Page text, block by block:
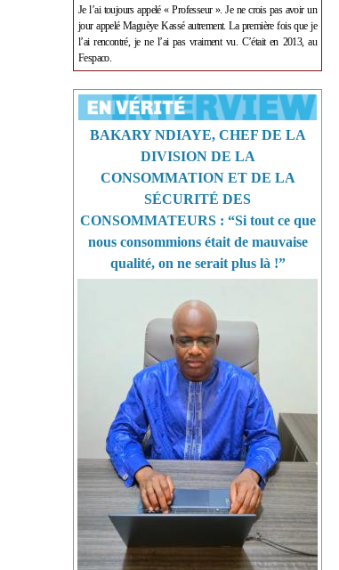
Je l’ai toujours appelé « Professeur ». Je ne crois pas avoir un
jour appelé Maguèye Kassé autrement. La première fois que je
l’ai rencontré, je ne l’ai pas vraiment vu. C’était en 2013, au
Fespaco.
BAKARY NDIAYE, CHEF DE LA
DIVISION DE LA
CONSOMMATION ET DE LA
SÉCURITÉ DES
CONSOMMATEURS : “Si tout ce que
nous consommions était de mauvaise
qualité, on ne serait plus là !”